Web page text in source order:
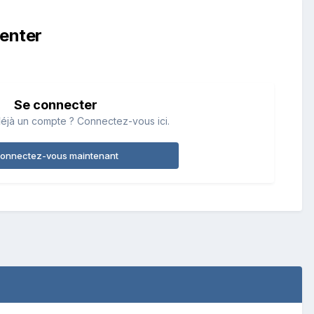
Se connecter
un compte ? Connectez-vous ici.
vous maintenant